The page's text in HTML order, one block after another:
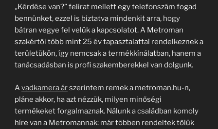
„Kérdése van?” felirat mellett egy telefonszám fogad
bennünket, ezzel is biztatva mindenkit arra, hogy
bátran vegye fel velük a kapcsolatot. A Metroman
szakértői több mint 25 év tapasztalattal rendelkeznek a
területükön, így nemcsak a termékkínálatban, hanem a
tanácsadásban is profi szakemberekkel van dolgunk.
A vadkamera árszerintem remek a metroman.hu-n,
pláne akkor, ha azt nézzük, milyen minőségi
termékeket forgalmaznak. Nálunk a családban komoly
híre van a Metromannak: már többen rendeltek tőlük